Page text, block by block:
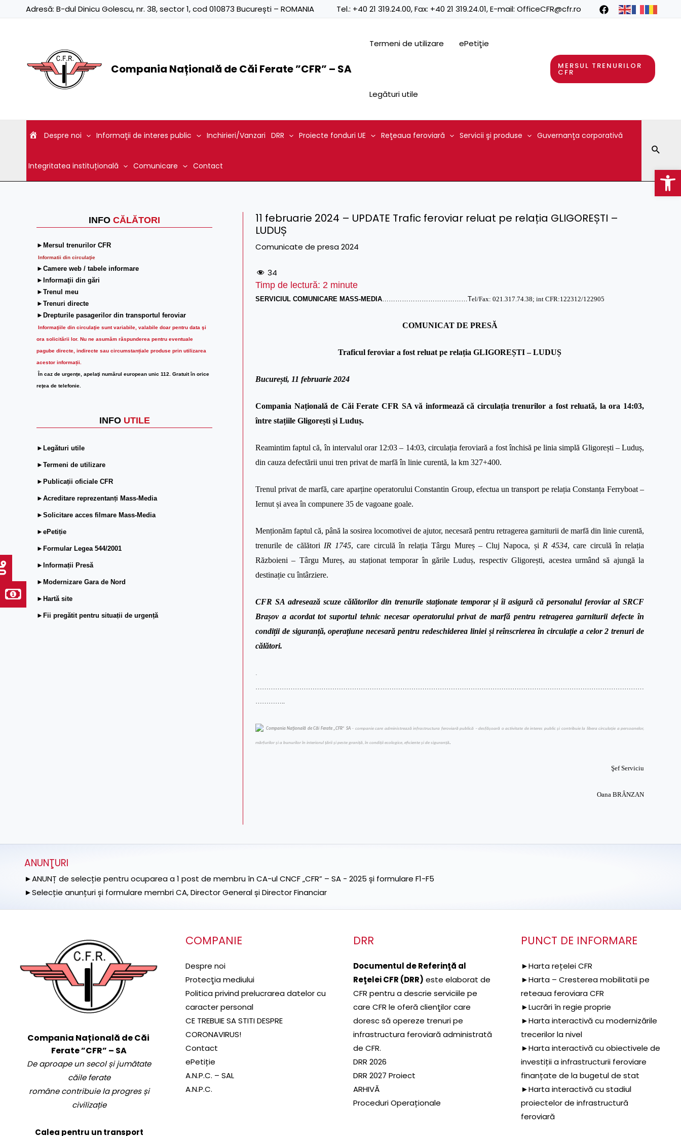
Adresă: B-dul Dinicu Golescu, nr. 38, sector 1, cod 010873 București – ROMANIA Tel.: +40 21 319.24.00, Fax: +40 21 319.24.01, E-mail: OfficeCFR@cfr.ro
Compania Națională de Căi Ferate ”CFR” – SA
Termeni de utilizare ePetiţie
Legături utile
MERSUL TRENURILOR
CFR
Despre noi Informaţii de interes public Inchirieri/Vanzari DRR Proiecte fonduri UE Reţeaua feroviară Servicii şi produse Guvernanţa corporativă
Integritatea instituțională Comunicare Contact
INFO CĂLĂTORI
►Mersul trenurilor CFR
Informatii din circulaţie
►Camere web / tabele informare
►Informaţii din gări
►Trenul meu
►Trenuri directe
►Drepturile pasagerilor din transportul feroviar
Informaţiile din circulaţie sunt variabile, valabile doar pentru data şi
ora solicitării lor. Nu ne asumăm răspunderea pentru eventuale
pagube directe, indirecte sau circumstanțiale produse prin utilizarea
acestor informații.
În caz de urgenţe, apelaţi numărul european unic 112. Gratuit în orice
reţea de telefonie.
INFO UTILE
►Legături utile
►Termeni de utilizare
►Publicații oficiale CFR
►Acreditare reprezentanți Mass-Media
►Solicitare acces filmare Mass-Media
►ePetiție
►Formular Legea 544/2001
►Informații Presă
►Modernizare Gara de Nord
►Hartă site
►Fii pregătit pentru situații de urgență
11 februarie 2024 – UPDATE Trafic feroviar reluat pe relația GLIGOREȘTI –
LUDUȘ
Comunicate de presa 2024
34
Timp de lectură: 2 minute
SERVICIUL COMUNICARE MASS-MEDIA …………………………………Tel/Fax: 021.317.74.38; int CFR:122312/122905
COMUNICAT DE PRESĂ
Traficul feroviar a fost reluat pe relația GLIGOREȘTI – LUDUȘ
București, 11 februarie 2024
Compania Națională de Căi Ferate CFR SA vă informează că circulația trenurilor a fost reluată, la ora 14:03,
între stațiile Gligorești și Luduș.
Reamintim faptul că, în intervalul orar 12:03 – 14:03, circulația feroviară a fost închisă pe linia simplă Gligorești – Luduș,
din cauza defectării unui tren privat de marfă în linie curentă, la km 327+400.
Trenul privat de marfă, care aparține operatorului Constantin Group, efectua un transport pe relația Constanța Ferryboat –
Iernut și avea în compunere 35 de vagoane goale.
Menționăm faptul că, până la sosirea locomotivei de ajutor, necesară pentru retragerea garniturii de marfă din linie curentă,
trenurile de călători IR 1745, care circulă în relația Târgu Mureș – Cluj Napoca, și R 4534, care circulă în relația
Războieni – Târgu Mureș, au staționat temporar în gările Luduș, respectiv Gligorești, acestea urmând să ajungă la
destinație cu întârziere.
CFR SA adresează scuze călătorilor din trenurile staționate temporar și îi asigură că personalul feroviar al SRCF
Brașov a acordat tot suportul tehnic necesar operatorului privat de marfă pentru retragerea garniturii defecte în
condiții de siguranță, operațiune necesară pentru redeschiderea liniei și reînscrierea în circulație a celor 2 trenuri de
călători.
Compania Naţională de Căi Ferate „CFR” SA– companie care administrează infrastructura feroviară publică – desfăşoară o activitate de interes public şi contribuie la libera circulaţie a persoanelor,
mărfurilor şi a bunurilor în interiorul ţării şi peste graniţă, în condiţii ecologice, eficiente şi de siguranţă.
Şef Serviciu
Oana BRÂNZAN
ANUNŢURI
►ANUNȚ de selecție pentru ocuparea a 1 post de membru în CA-ul CNCF „CFR” – SA - 2025 și formulare F1-F5
►Selecție anunțuri și formulare membri CA, Director General și Director Financiar
Compania Națională de Căi
Ferate ”CFR” – SA
De aproape un secol și jumătate
căile ferate
române contribuie la progres și
civilizație
Calea pentru un transport
COMPANIE
Despre noi
Protecţia mediului
Politica privind prelucrarea datelor cu
caracter personal
CE TREBUIE SA STITI DESPRE
CORONAVIRUS!
Contact
ePetiție
A.N.P.C. – SAL
A.N.P.C.
DRR
Documentul de Referinţă al
Reţelei CFR (DRR) este elaborat de
CFR pentru a descrie serviciile pe
care CFR le oferă clienţilor care
doresc să opereze trenuri pe
infrastructura feroviară administrată
de CFR.
DRR 2026
DRR 2027 Proiect
ARHIVĂ
Proceduri Operaționale
PUNCT DE INFORMARE
►Harta rețelei CFR
►Harta – Cresterea mobilitatii pe
reteaua feroviara CFR
►Lucrări în regie proprie
►Harta interactivă cu modernizările
trecerilor la nivel
►Harta interactivă cu obiectivele de
investiții a infrastructurii feroviare
finanțate de la bugetul de stat
►Harta interactivă cu stadiul
proiectelor de infrastructură
feroviară